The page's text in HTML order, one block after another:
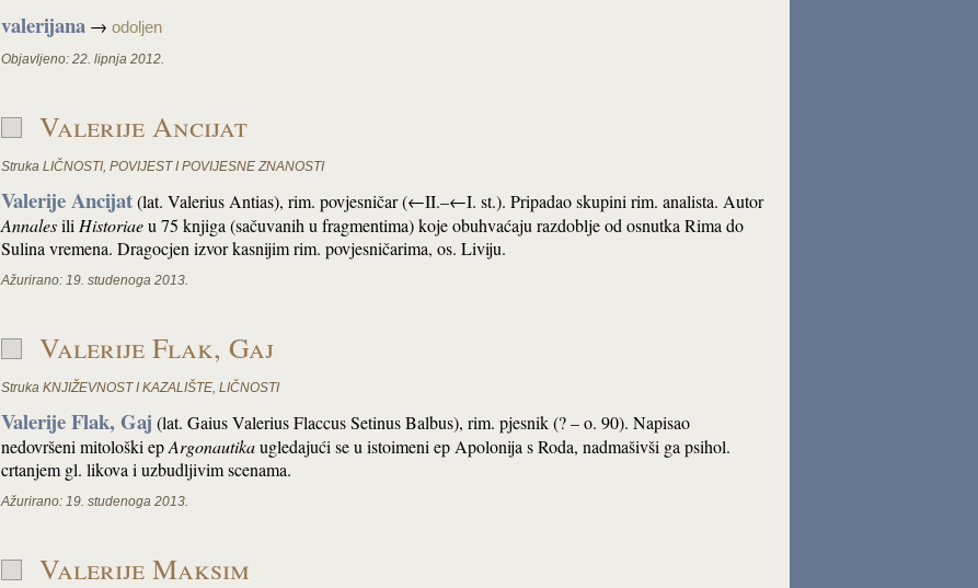
valerijana → odoljen
Objavljeno: 22. lipnja 2012.
Valerije Ancijat
Struka LIČNOSTI, POVIJEST I POVIJESNE ZNANOSTI
Valerije Ancijat(lat. Valerius Antias), rim. povjesničar (←II.–←I. st.). Pripadao skupini rim. analista. Autor
Annalesili Historiaeu 75 knjiga (sačuvanih u fragmentima) koje obuhvaćaju razdoblje od osnutka Rima do
Sulina vremena. Dragocjen izvor kasnijim rim. povjesničarima, os. Liviju.
Ažurirano: 19. studenoga 2013.
Valerije Flak, Gaj
Struka KNJIŽEVNOST I KAZALIŠTE, LIČNOSTI
Valerije Flak, Gaj (lat. Gaius Valerius Flaccus Setinus Balbus), rim. pjesnik (? – o. 90). Napisao
nedovršeni mitološki epArgonautikaugledajući se u istoimeni ep Apolonija s Roda, nadmašivši ga psihol.
crtanjem gl. likova i uzbudljivim scenama.
Ažurirano: 19. studenoga 2013.
Valerije Maksim